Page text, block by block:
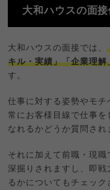
大和ハウスの面
大和ハウスの面接では、
キル・実績」「企業理解
す。
仕事に対する姿勢やモチ
常にお客様目線で仕事を
なれるかどうか質問され
それに加えて前職・現職
深掘りされますし、即戦
るかについてもチェック